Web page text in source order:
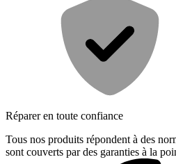
Réparer en toute confiance
Tous nos produits répondent à des
sont couverts par des garanties à la